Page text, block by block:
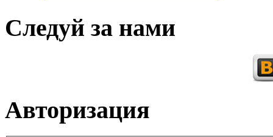
Следуй за нами
Авторизация